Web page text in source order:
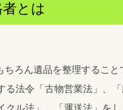
とは
ちろん遺品を整理すること
る法令「古物営業法」、
クル法」、「運送法」を